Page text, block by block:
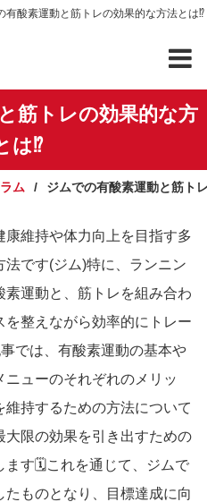
有酸素運動と筋トレの効果的な方法とは⁉️
筋トレの効果的な方
は⁉️
ム ジムでの有酸素運動と筋ト
維持や体力向上を目指す多
法です(ジム)特に、ランニン
運動と、筋トレを組み合わ
整えながら効率的にトレー
では、有酸素運動の基本や
ューのそれぞれのメリッ
維持するための方法について
限の効果を引き出すための
ます🗓これを通じて、ジムで
ものとなり、目標達成に向